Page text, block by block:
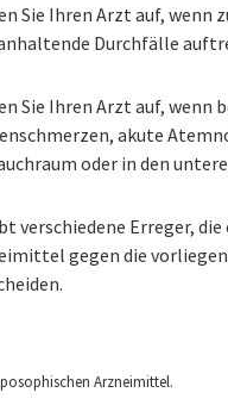
Sie Ihren Arzt auf, wenn
Durchfälle
Sie Ihren Arzt auf,
akute
oder in den
verschiedene Erreger,
gegen die
Arzneimittel.